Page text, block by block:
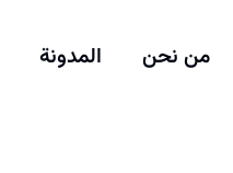
من نحن المدونة